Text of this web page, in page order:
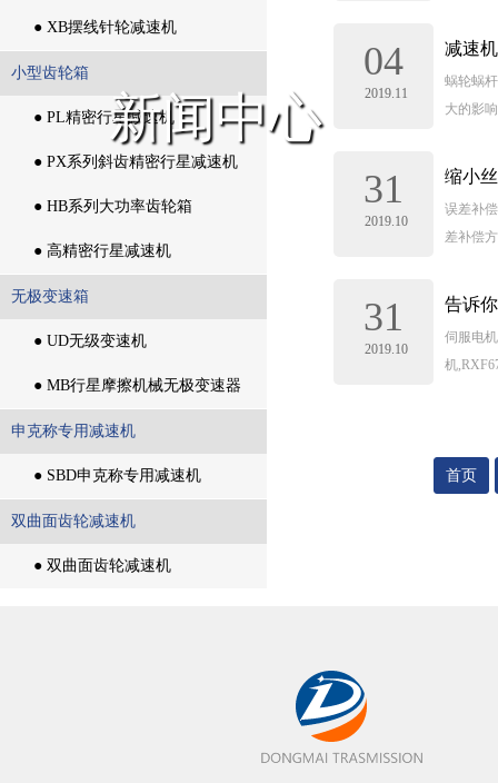
新闻中心
● WB摆线针轮减速机
● XB摆线针轮减速机
● XB摆线针轮减速机
小型齿轮箱
小型齿轮箱
● PL精密行星减速机
● PL精密行星减速机
● PX系列斜齿精密行星减速机
● PX系列斜齿精密行星减速机
● HB系列大功率齿轮箱
● HB系列大功率齿轮箱
● 高精密行星减速机
● 高精密行星减速机
无极变速箱
无极变速箱
● UD无级变速机
● UD无级变速机
● MB行星摩擦机械无极变速器
● MB行星摩擦机械无极变速器
申克称专用减速机
申克称专用减速机
● SBD申克称专用减速机
● SBD申克称专用减速机
双曲面齿轮减速机
双曲面齿轮减速机
● 双曲面齿轮减速机
04
2019.11
减速
蜗轮蜗
大的影
31
2019.10
缩小
误差补
差补偿
31
2019.10
告诉
伺服电
机
首页